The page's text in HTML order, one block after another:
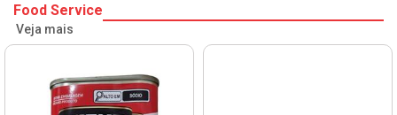
Food Service
Veja mais